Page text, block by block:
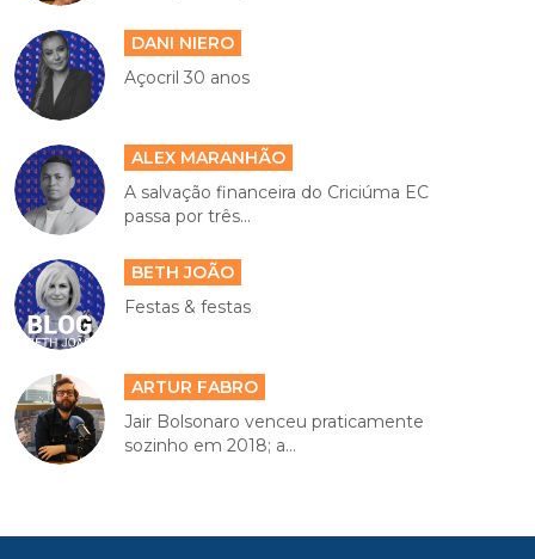
DANI NIERO
Açocril 30 anos
ALEX MARANHÃO
A salvação financeira do Criciúma EC
passa por três...
BETH JOÃO
Festas & festas
ARTUR FABRO
Jair Bolsonaro venceu praticamente
sozinho em 2018; a...